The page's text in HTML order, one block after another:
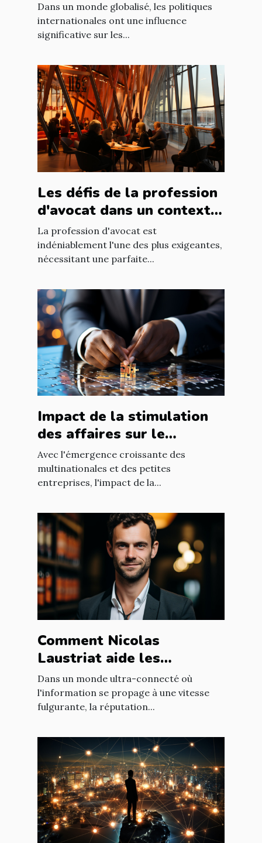
français
Dans un monde globalisé, les politiques
internationales ont une influence
significative sur les...
Les défis de la profession
d'avocat dans un contexte
international à Nantes
La profession d'avocat est
indéniablement l'une des plus exigeantes,
nécessitant une parfaite...
Impact de la stimulation
des affaires sur le
développement
économique mondial
Avec l'émergence croissante des
multinationales et des petites
entreprises, l'impact de la...
Comment Nicolas
Laustriat aide les
entreprises à améliorer
leur e-réputation
Dans un monde ultra-connecté où
l'information se propage à une vitesse
fulgurante, la réputation...